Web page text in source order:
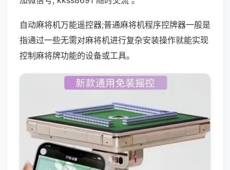
自动麻将机万能遥控器;普通麻将机程序控牌器一般是
指通过一些无需对麻将机进行复杂安装操作就能实现
控制麻将牌功能的设备或工具。